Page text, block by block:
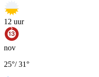
12 uur
nov
25°/31°